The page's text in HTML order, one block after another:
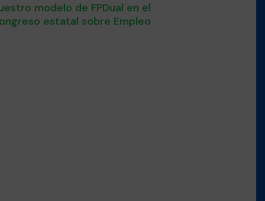
modelo de FPDual en el
estatal sobre Empleo